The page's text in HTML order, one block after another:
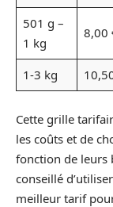
501 g –
1 kg
8,00
1-3 kg
Cette grille
les coûts et de
fonction de leurs
conseillé
meilleur tarif